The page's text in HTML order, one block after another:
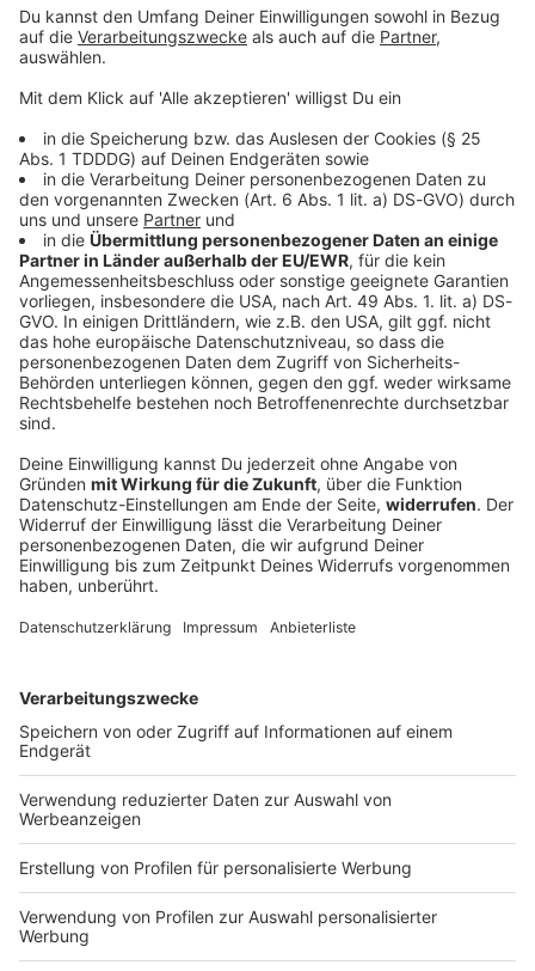
ROCK ANTENNE Bayern - rockt mit uns den
Tag:
Empfang
welchen Empfangswegen ihr wie und wo Teil der ROCK
ANTENNE Bayern Familie werden und den besten Rock
nonstop genießen könnt, erfahrt ihr hier!
Die Frühschicht auf ROCK ANTENNE Bayern
Manchen nennen ihn den coolsten Moderator des
Landes. Wir nennen ihn Barny. Zu hören ist er in der
ROCK ANTENNE Bayern Frühschicht von 5 bis 10 Uhr!